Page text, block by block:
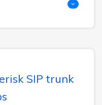
SIP trunk